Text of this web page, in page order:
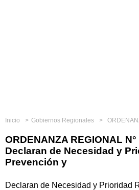
Inicio Gobiernos Regionales ORDENANZA REGIONAL N°
ORDENANZA REGIONAL
Declaran de Necesidad y
Prevención y
Declaran de Necesidad y Prioridad